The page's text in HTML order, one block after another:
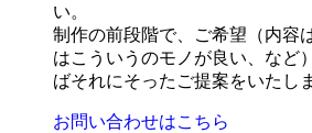
い。
制作の前段階で、ご希望（内容
はこういうのモノが良い、など
ばそれにそったご提案をいたし
お問い合わせはこちら